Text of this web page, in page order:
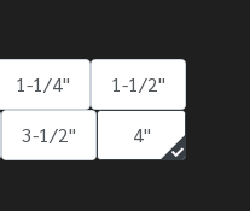
1-1/4"
1-1/2"
3-1/2"
4"